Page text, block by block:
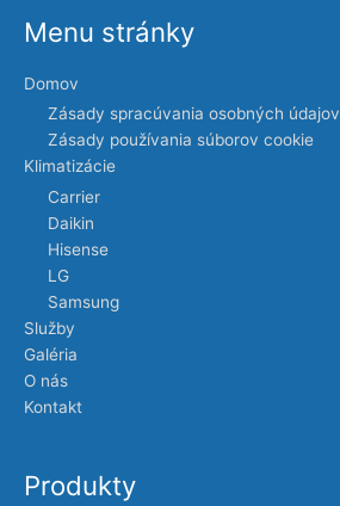
Menu stránky
Domov
Zásady spracúvania osobných údajov
Zásady používania súborov cookie
Klimatizácie
Carrier
Daikin
Hisense
LG
Samsung
Služby
Galéria
O nás
Kontakt
Produkty